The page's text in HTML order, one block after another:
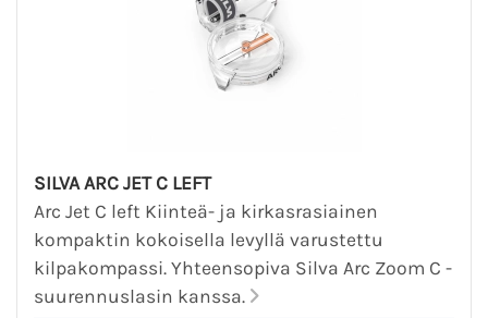
SILVA ARC JET C LEFT
Arc Jet C left Kiinteä- ja kirkasrasiainen
kompaktin kokoisella levyllä varustettu
kilpakompassi. Yhteensopiva Silva Arc Zoom C -
suurennuslasin kanssa.